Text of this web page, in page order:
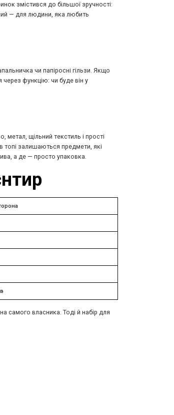
змістився до більшої зручності:
— для людини, яка любить
чи папіросні гільзи. Якщо
функцію: чи буде він у
метал, щільний текстиль і прості
топі залишаються предмети, які
а де — просто упаковка.
самого власника. Тоді й набір для